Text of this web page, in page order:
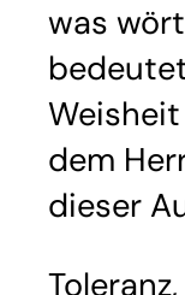
was
dem
dieser